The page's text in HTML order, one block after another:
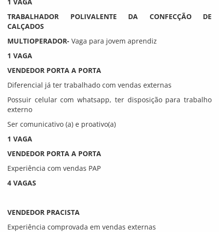
TRABALHADOR POLIVALENTE DA CONFECÇÃO DE
CALÇADOS
MULTIOPERADOR- Vaga para jovem aprendiz
1 VAGA
VENDEDOR PORTA A PORTA
Diferencial já ter trabalhado com vendas externas
Possuir celular com whatsapp, ter disposição para trabalho
externo
Ser comunicativo (a) e proativo(a)
1 VAGA
VENDEDOR PORTA A PORTA
Experiência com vendas PAP
4 VAGAS
VENDEDOR PRACISTA
Experiência comprovada em vendas externas